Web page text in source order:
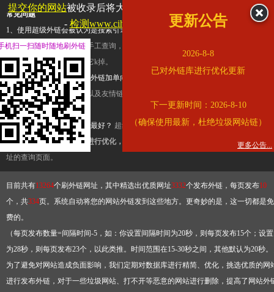
常见问题
1、使用超级外链会被认为是搜索引擎优化作弊吗？ 超级外链只是一个简便而集成
查询工具，模拟的是正常手工查询，不是作弊。如果是作弊，那您可以使用超级外
推广竞争对手的网址，让它k掉。
2、网站优化单纯依靠超级外链加单向链接可行吗？
链，需要结合普通的外链以及友情链接，您可以到站长论坛发布外链，到友情链接
台交换友情链接。
3、如何使用超级外链效果最好？ 超级外链不同于普通的外链，它是动态的链接，
有频繁使用超级外链工具进行优化，才能获得稳定的外链
，最终使搜索引擎收录带
址的查询页面。
目前共有13264个刷外链网址，其中精选出优质网址3332个发布外链，每页发布10
个，共334页。系统自动将您的网站外链发到这些地方。更奇妙的是，这一切都是免
费的。
（每页发布数量=间隔时间-5，如：你设置间隔时间为20秒，则每页发布15个；设置
为28秒，则每页发布23个，以此类推。时间范围在15-30秒之间，其他默认为20秒
为了避免对网站造成负面影响，我们定期对数据库进行精简、优化，挑选优质的网
进行发布外链，对于一些垃圾网站、打不开等恶意的网站进行删除，提高了网站外
提交你的网站被收录后将大幅提升流量和外链，
查看展示页面
- 检测www.cihai123.com是否收录
更新公告
2026-8-8
已对外链库进行优化更新
下一更新时间：2026-8-10
（确保使用最新，杜绝垃圾网站链）
更多公告...
机扫一扫随时随地刷外链